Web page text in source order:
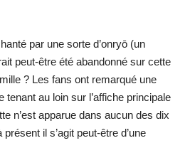
par une sorte d’onryō (un
peut-être été abandonné sur cette
? Les fans ont remarqué une
au loin sur l’affiche principale
n’est apparue dans aucun des dix
il s’agit peut-être d’une